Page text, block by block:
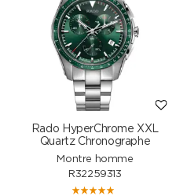
Rado HyperChrome XXL
Quartz Chronographe
Montre homme
R32259313